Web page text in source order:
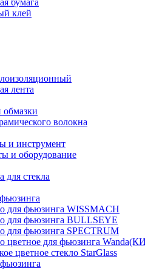
бумага
клей
лента
волокна
и инструмент
и оборудование
для стекла
для фьюзинга WISSMACH
для фьюзинга BULLSEYE
для фьюзинга SPECTRUM
цветное для фьюзинга
цветное стекло StarGlass